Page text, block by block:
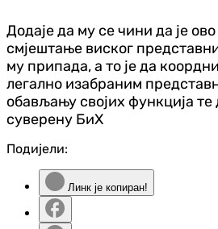
Додаје да му се чини да је
смјештање виског
му припада, а то је да
легално изабраним
обављању својих функција те
суверену БиХ
Подијели:
Линк је копиран!